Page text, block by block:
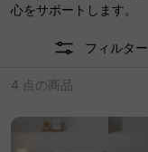
心をサポートします。
フィルター
4 点の商品